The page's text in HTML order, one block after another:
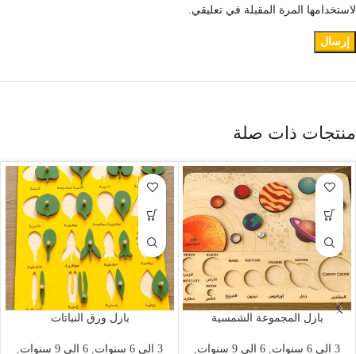
لاستخدامها المرة المقبلة في تعليقي.
منتجات ذات صلة
بازل المجموعة الشمسية
3 الي 6 سنوات 6 الي 9 سنوات
بازل ورق النباتات
3 الي 6 سنوات 6 الي 9 سنوات